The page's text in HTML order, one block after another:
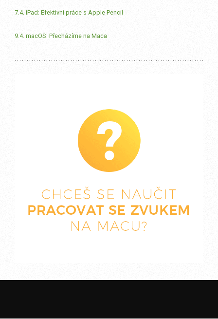
7.4. iPad: Efektivní práce s Apple Pencil
9.4. macOS: Přecházíme na Maca